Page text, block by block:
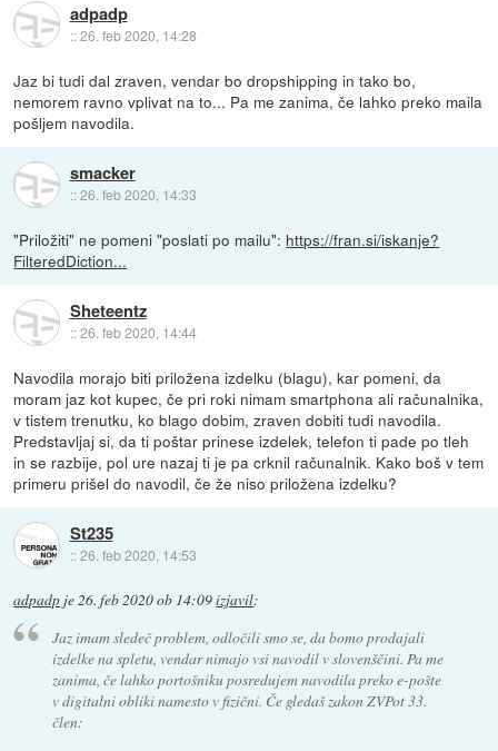
adpadp
::26. feb 2020, 14:28
Jaz bi tudi dal zraven, vendar bo dropshipping in tako bo,
nemorem ravno vplivat na to... Pa me zanima, če lahko preko maila
pošljem navodila.
smacker
::26. feb 2020, 14:33
"Priložiti" ne pomeni "poslati po mailu": https://fran.si/iskanje?
FilteredDiction...
Sheteentz
::26. feb 2020, 14:44
Navodila morajo biti priložena izdelku (blagu), kar pomeni, da
moram jaz kot kupec, če pri roki nimam smartphona ali računalnika,
v tistem trenutku, ko blago dobim, zraven dobiti tudi navodila.
Predstavljaj si, da ti poštar prinese izdelek, telefon ti pade po tleh
in se razbije, pol ure nazaj ti je pa crknil računalnik. Kako boš v tem
primeru prišel do navodil, če že niso priložena izdelku?
St235
::26. feb 2020, 14:53
adpadp je26. feb 2020 ob 14:09izjavil:
Jaz imam sledeč problem, odločili smo se, da bomo prodajali
izdelke na spletu, vendar nimajo vsi navodil v slovenščini. Pa me
zanima, če lahko portošniku posredujem navodila preko e-pošte
v digitalni obliki namesto v fizični. Če gledaš zakon ZVPot 33.
člen: